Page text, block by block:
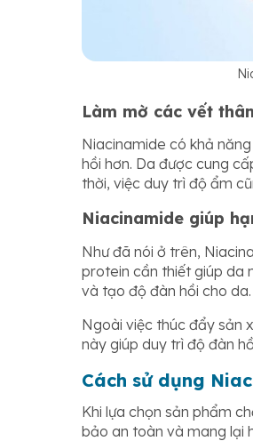
Làm mờ các vết
Niacinamide có khả
hồi hơn. Da được cung
thời, việc duy trì độ ẩm
Niacinamide giúp
Như đã nói ở trên,
protein cần thiết giúp da
và tạo độ đàn hồi cho da.
Ngoài việc thúc đẩy sản
này giúp duy trì độ đàn
Cách sử dụng
Khi lựa chọn sản phẩm
bảo an toàn và mang lại